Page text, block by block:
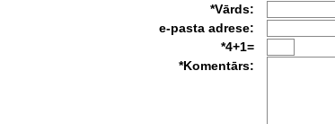
*Vārds:
e-pasta adrese:
*4+1=
*Komentārs: